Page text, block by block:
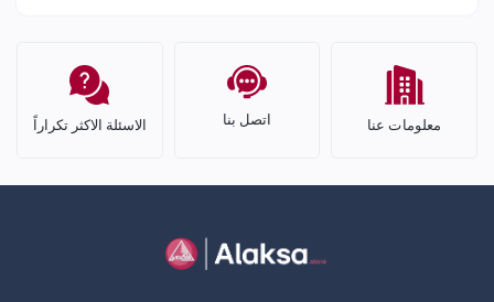
معلومات عنا اتصل بنا الاسئلة الاكثر تكراراً